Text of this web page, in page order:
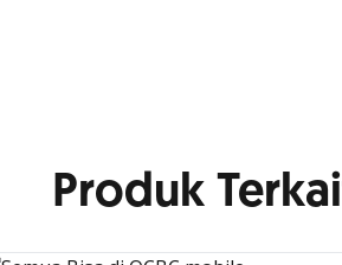
Produk